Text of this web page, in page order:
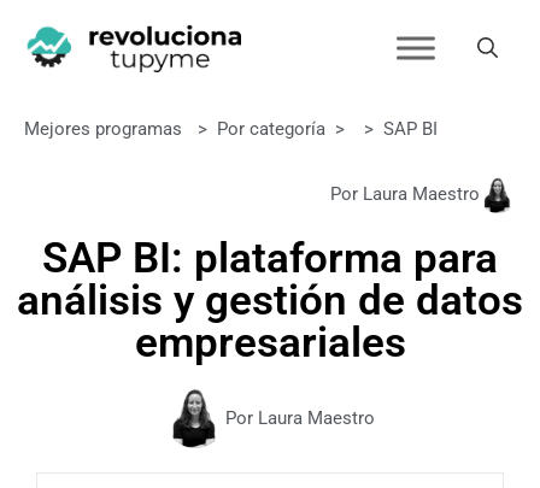
Mejores programas > Por categoría > > SAP BI
Por Laura Maestro
SAP BI: plataforma para
análisis y gestión de datos
empresariales
Por Laura Maestro